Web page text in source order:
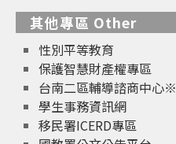
其他專區 Other
性別平等教育
保護智慧財產權專區
台南二區輔導諮商中心※
學生事務資訊網
移民署ICERD專區